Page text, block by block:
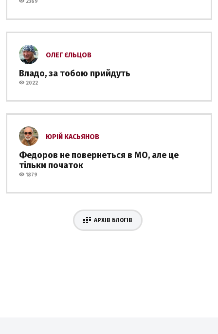
2369
ОЛЕГ ЄЛЬЦОВ
Владо, за тобою прийдуть
2022
ЮРІЙ КАСЬЯНОВ
Федоров не повернеться в МО, але це
тільки початок
1879
АРХІВ БЛОГІВ